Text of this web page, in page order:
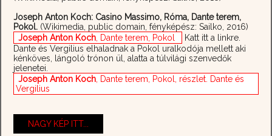
Joseph Anton Koch: Casino Massimo, Róma, Dante terem,
Pokol. (Wikimedia, public domain, fényképész: Sailko, 2016)
Joseph Anton Koch, Dante terem, Pokol
Katt itt a linkre.
Dante és Vergilius elhaladnak a Pokol uralkodója mellett aki
kénköves, lángoló trónon ül, alatta a túlvilági szenvedők
jelenetei.
Joseph Anton Koch, Dante terem, Pokol, részlet. Dante és
Vergilius
NAGY KÉP ITT...